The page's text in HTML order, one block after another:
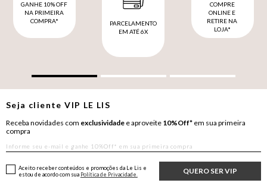
GANHE 10% OFF
NA PRIMEIRA
COMPRA*
PARCELAMENTO
EM ATÉ 6X
COMPRE
ONLINE E
RETIRE NA
LOJA*
Seja clienteVIP LE LIS
Receba novidades com exclusividade e aproveite 10%Off* em sua primeira
compra
QUERO SER VIP
Aceito receber conteúdos e promoções da Le Lis e
estou de acordo com sua Política de Privacidade.